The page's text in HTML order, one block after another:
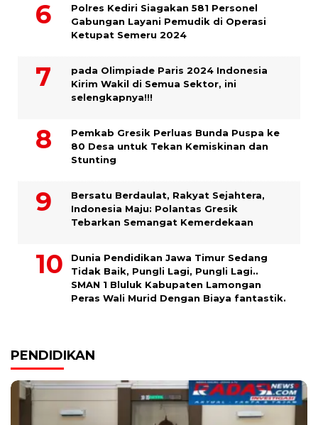
Polres Kediri Siagakan 581 Personel
Gabungan Layani Pemudik di Operasi
Ketupat Semeru 2024
pada Olimpiade Paris 2024 Indonesia
Kirim Wakil di Semua Sektor, ini
selengkapnya!!!
Pemkab Gresik Perluas Bunda Puspa ke
80 Desa untuk Tekan Kemiskinan dan
Stunting
Bersatu Berdaulat, Rakyat Sejahtera,
Indonesia Maju: Polantas Gresik
Tebarkan Semangat Kemerdekaan
Dunia Pendidikan Jawa Timur Sedang
Tidak Baik, Pungli Lagi, Pungli Lagi..
SMAN 1 Bluluk Kabupaten Lamongan
Peras Wali Murid Dengan Biaya fantastik.
PENDIDIKAN